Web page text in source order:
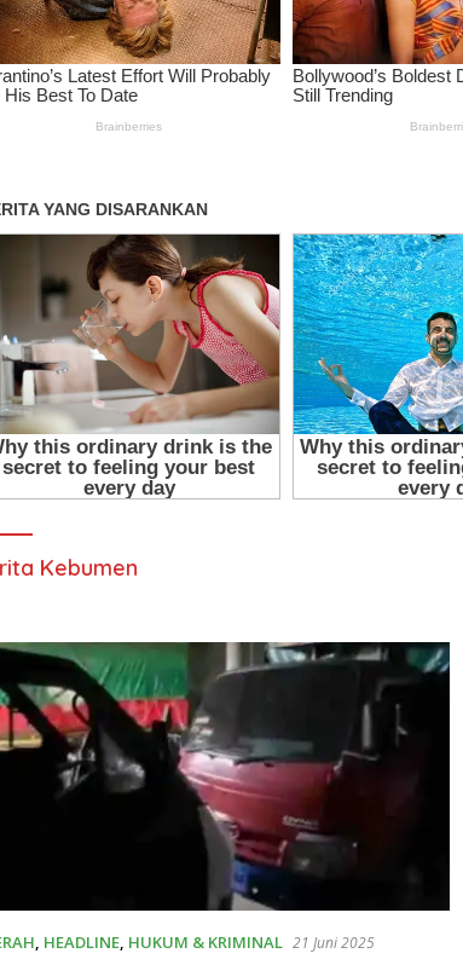
Kebumen
, HEADLINE, HUKUM & KRIMINAL 21 Juni 2025